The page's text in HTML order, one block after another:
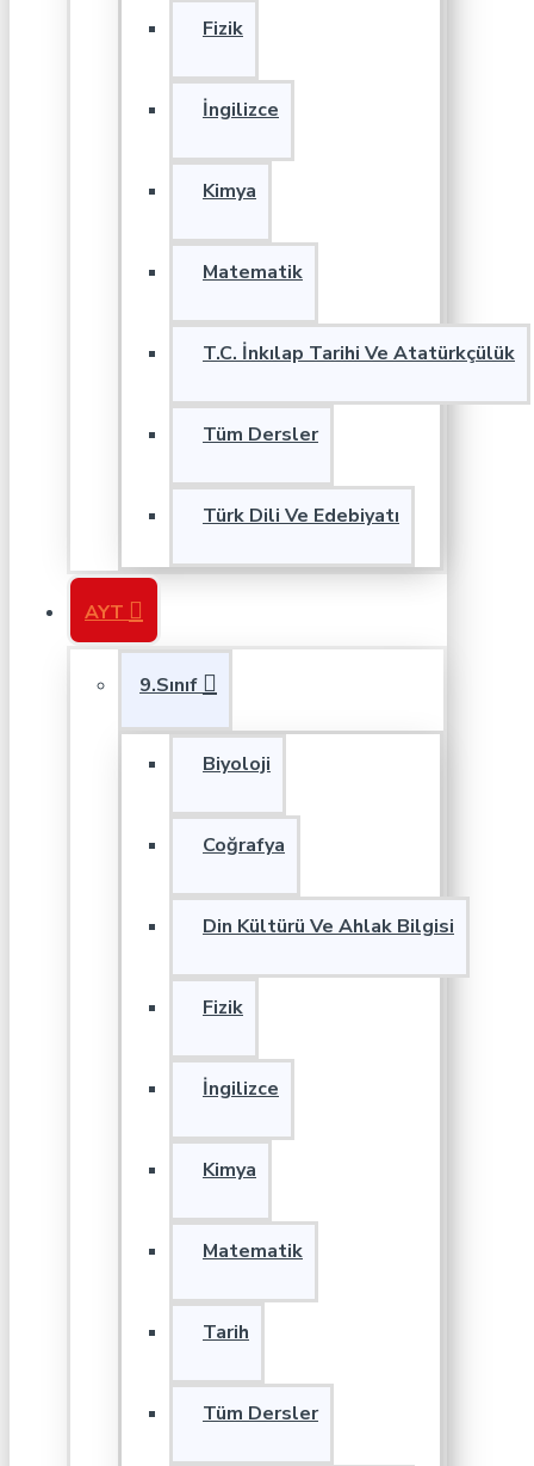
Fizik
İngilizce
Kimya
Matematik
T.C. İnkılap Tarihi Ve Atatürkçülük
Tüm Dersler
Türk Dili Ve Edebiyatı
AYT
9.Sınıf
Biyoloji
Coğrafya
Din Kültürü Ve Ahlak Bilgisi
Fizik
İngilizce
Kimya
Matematik
Tarih
Tüm Dersler